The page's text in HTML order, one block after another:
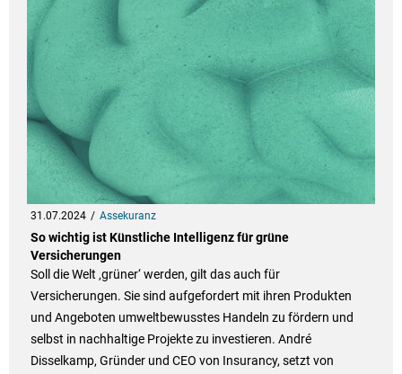
31.07.2024 Assekuranz
So wichtig ist Künstliche Intelligenz für grüne
Versicherungen
Soll die Welt ‚grüner‘ werden, gilt das auch für
Versicherungen. Sie sind aufgefordert mit ihren Produkten
und Angeboten umweltbewusstes Handeln zu fördern und
selbst in nachhaltige Projekte zu investieren. André
Disselkamp, Gründer und CEO von Insurancy, setzt von